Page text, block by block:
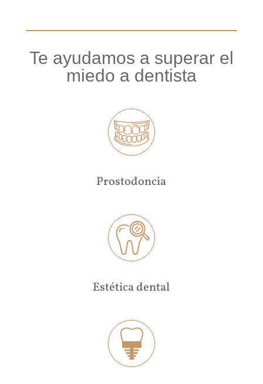
Te ayudamos a superar el
miedo a dentista
Prostodoncia
Estética dental